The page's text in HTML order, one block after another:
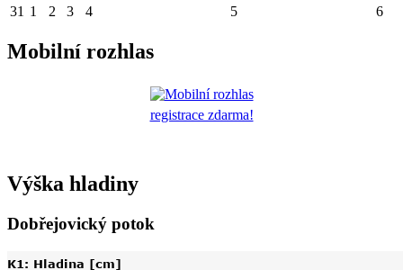
31 1 2 3 4 5 6
Mobilní rozhlas
registrace zdarma!
Výška hladiny
Dobřejovický potok